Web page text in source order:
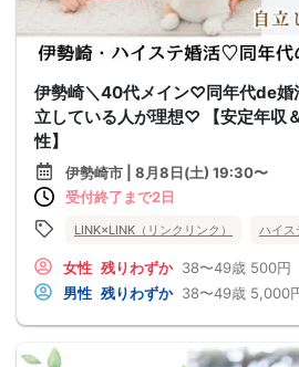
伊勢崎＼40代メイン♡同年代de婚
立している人が理想♡ 【安定年収
性】
伊勢崎市 | 8月8日(土) 19:30〜
受付終了まで2日
LINK×LINK（リンクリンク） ハイス
女性 残りわずか 38〜49歳 500円
男性 残りわずか 38〜49歳 5,000